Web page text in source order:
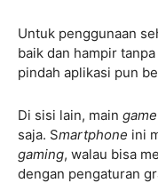
Untuk penggunaan
baik dan hampir
pindah aplikasi pun
Di sisi lain, main game
saja. Smartphone ini
gaming, walau bisa
dengan pengaturan